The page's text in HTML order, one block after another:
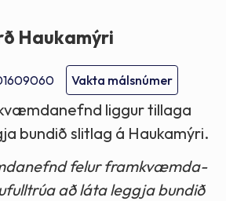
Haukamýri
Vakta málsnúmer
liggur tillaga
bundið slitlag á Haukamýri.
felur framkvæmda-
að láta leggja bundið